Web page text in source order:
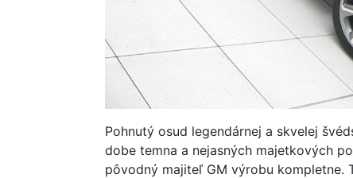
Pohnutý osud legendárnej a skvelej
dobe temna a nejasných majetkových
pôvodný majiteľ GM výrobu kompletne.